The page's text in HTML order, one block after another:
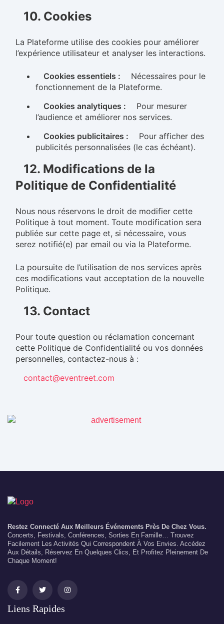
10. Cookies
La Plateforme utilise des cookies pour améliorer
l’expérience utilisateur et analyser les interactions.
Cookies essentiels :
Nécessaires pour le
fonctionnement de la Plateforme.
Cookies analytiques :
Pour mesurer
l’audience et améliorer nos services.
Cookies publicitaires :
Pour afficher des
publicités personnalisées (le cas échéant).
12. Modifications de la
Politique de Confidentialité
Nous nous réservons le droit de modifier cette
Politique à tout moment. Toute modification sera
publiée sur cette page et, si nécessaire, vous
serez notifié(e) par email ou via la Plateforme.
La poursuite de l’utilisation de nos services après
ces modifications vaut acceptation de la nouvelle
Politique.
13. Contact
Pour toute question ou réclamation concernant
cette Politique de Confidentialité ou vos données
personnelles, contactez-nous à :
contact@eventreet.com
Restez Connecté Aux Meilleurs Événements Près De Chez Vous.
Concerts, Festivals, Conférences, Sorties En Famille… Trouvez
Facilement Les Activités Qui Correspondent À Vos Envies. Accédez
Aux Détails, Réservez En Quelques Clics, Et Profitez Pleinement De
Chaque Moment!
Liens Rapides